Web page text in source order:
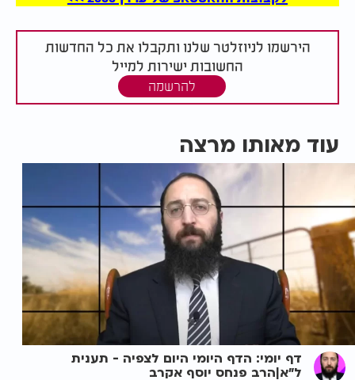
הירשמו לניוזלטר שלנו ותקבלו את כל החדשות
החשובות ישירות למייל
להרשמה
עוד מאותו מרצה
דף יומי: הדף היומי היום לצפיה - תענית
ל"א|הרב פנחס יוסף אקרב